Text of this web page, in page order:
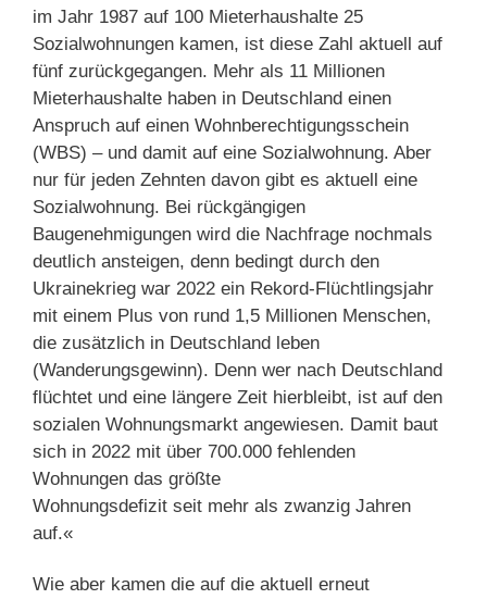
im Jahr 1987 auf 100 Mieterhaushalte 25
Sozialwohnungen kamen, ist diese Zahl aktuell auf
fünf zurückgegangen. Mehr als 11 Millionen
Mieterhaushalte haben in Deutschland einen
Anspruch auf einen Wohnberechtigungsschein
(WBS) – und damit auf eine Sozialwohnung. Aber
nur für jeden Zehnten davon gibt es aktuell eine
Sozialwohnung. Bei rückgängigen
Baugenehmigungen wird die Nachfrage nochmals
deutlich ansteigen, denn bedingt durch den
Ukrainekrieg war 2022 ein Rekord-Flüchtlingsjahr
mit einem Plus von rund 1,5 Millionen Menschen,
die zusätzlich in Deutschland leben
(Wanderungsgewinn). Denn wer nach Deutschland
flüchtet und eine längere Zeit hierbleibt, ist auf den
sozialen Wohnungsmarkt angewiesen. Damit baut
sich in 2022 mit über 700.000 fehlenden
Wohnungen das größte
Wohnungsdefizit seit mehr als zwanzig Jahren
auf.«
Wie aber kamen die auf die aktuell erneut